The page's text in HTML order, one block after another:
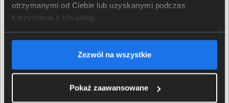
otrzymanymi od Ciebie lub uzyskanymi podczas
korzystania z ich usług.
Zezwól na wszystkie
Pokaż zaawansowane